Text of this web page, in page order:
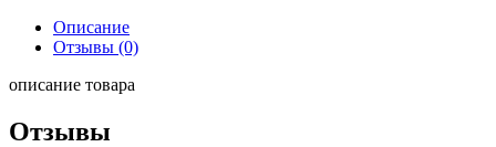
(М28х2LH)
Дозирующий
CB3,
Описание
Отзывы (0)
описание товара
Отзывы